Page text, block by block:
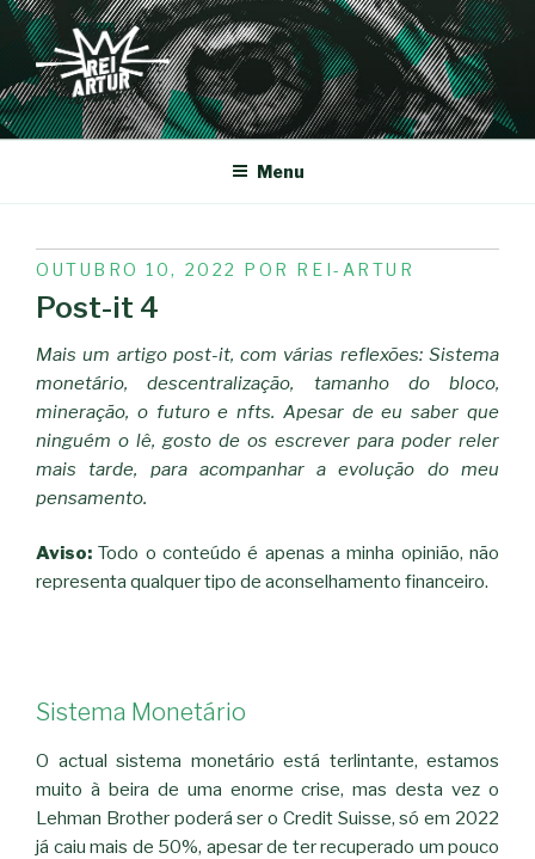
Saltar
para
conteúdo
REI-ARTUR
Menu
PUBLICADO
EM
OUTUBRO 10, 2022 POR REI-ARTUR
Post-it 4
Mais um artigo post-it, com várias reflexões: Sistema
monetário, descentralização, tamanho do bloco,
mineração, o futuro e nfts. Apesar de eu saber que
ninguém o lê, gosto de os escrever para poder reler
mais tarde, para acompanhar a evolução do meu
pensamento.
Aviso: Todo o conteúdo é apenas a minha opinião, não
representa qualquer tipo de aconselhamento financeiro.
Sistema Monetário
O actual sistema monetário está terlintante, estamos
muito à beira de uma enorme crise, mas desta vez o
Lehman Brother poderá ser o Credit Suisse, só em 2022
já caiu mais de 50%, apesar de ter recuperado um pouco